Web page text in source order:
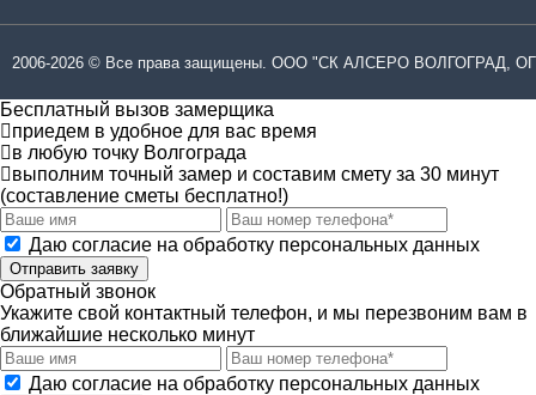
2006-2026 © Все права защищены. ООО "СК АЛСЕРО ВОЛГОГРАД,
Бесплатный вызов замерщика
приедем в удобное для вас время
в любую точку Волгограда
выполним точный замер и составим смету за 30 минут
(составление сметы бесплатно!)
Даю согласие на обработку персональных данных
Отправить заявку
Обратный звонок
Укажите свой контактный телефон, и мы перезвоним вам в
ближайшие несколько минут
Даю согласие на обработку персональных данных